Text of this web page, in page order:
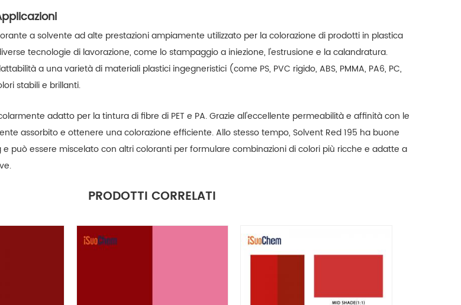
a solvente ad alte prestazioni ampiamente utilizzato per la colorazione di prodotti in plastica
tecnologie di lavorazione, come lo stampaggio a iniezione, l'estrusione e la calandratura.
a una varietà di materiali plastici ingegneristici (come PS, PVC rigido, ABS, PMMA, PA6, PC,
stabili e brillanti.
adatto per la tintura di fibre di PET e PA. Grazie all'eccellente permeabilità e affinità con le
assorbito e ottenere una colorazione efficiente. Allo stesso tempo, Solvent Red 195 ha buone
può essere miscelato con altri coloranti per formulare combinazioni di colori più ricche e adatte a
PRODOTTI CORRELATI